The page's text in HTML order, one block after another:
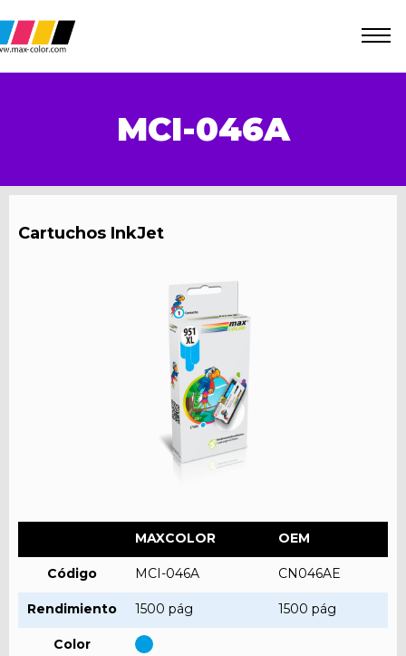
MCI-046A
Cartuchos InkJet
MAXCOLOR OEM
Código MCI-046A CN046AE
Rendimiento 1500 pág 1500 pág
Color